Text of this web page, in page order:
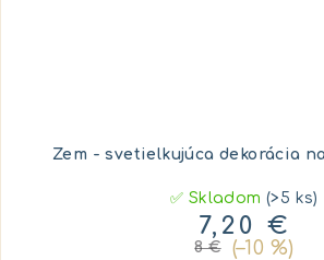
Zem - svetielkujúca dekorácia
✅ Skladom(>5 ks)
7,20 €
8 € (–10 %)